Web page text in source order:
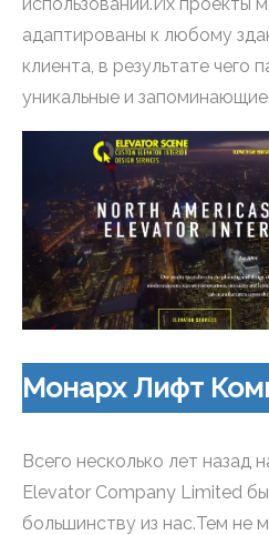
адаптированы к любому
клиента, в результате чего
уникальные и
Монарх Лифт
Всего несколько лет назад
Elevator Company Limited
большинству из нас.Тем не